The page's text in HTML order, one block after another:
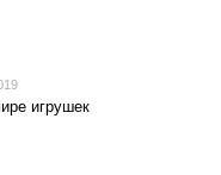
игрушек